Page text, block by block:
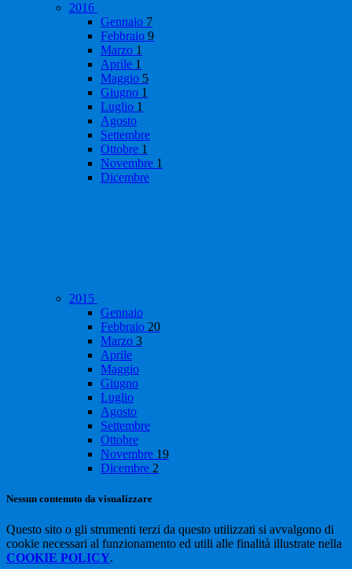
2016
Gennaio 7
Febbraio 9
Marzo 1
Aprile 1
Maggio 5
Giugno 1
Luglio 1
Agosto
Settembre
Ottobre 1
Novembre 1
Dicembre
2015
Gennaio
Febbraio 20
Marzo 3
Aprile
Maggio
Giugno
Luglio
Agosto
Settembre
Ottobre
Novembre 19
Dicembre 2
Nessun contenuto da visualizzare
Questo sito o gli strumenti terzi da questo utilizzati si avvalgono di
cookie necessari al funzionamento ed utili alle finalità illustrate nella
COOKIE POLICY.